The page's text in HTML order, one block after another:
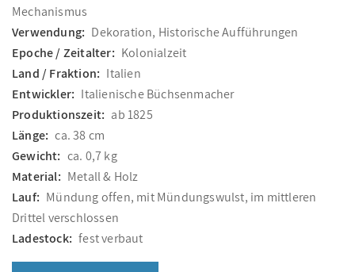
Mechanismus
Verwendung: Dekoration, Historische Aufführungen
Epoche / Zeitalter: Kolonialzeit
Land / Fraktion: Italien
Entwickler: Italienische Büchsenmacher
Produktionszeit: ab 1825
Länge: ca. 38 cm
Gewicht: ca. 0,7 kg
Material: Metall & Holz
Lauf: Mündung offen, mit Mündungswulst, im mittleren
Drittel verschlossen
Ladestock: fest verbaut